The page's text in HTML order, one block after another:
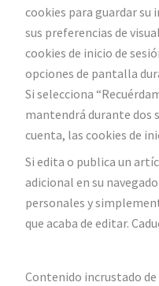
cookies para guardar su
sus preferencias de
cookies de inicio de
opciones de pantalla
Si selecciona
mantendrá durante dos
cuenta, las cookies de
Si edita o publica un
adicional en su
personales y
que acaba de editar.
Contenido incrustado